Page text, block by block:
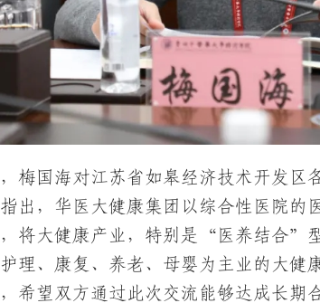
梅国海对江苏省如皋经济技术开发区
出，华医大健康集团以综合性医院的
将大健康产业，特别是“医养结合”
理、康复、养老、母婴为主业的大健
希望双方通过此次交流能够达成长期